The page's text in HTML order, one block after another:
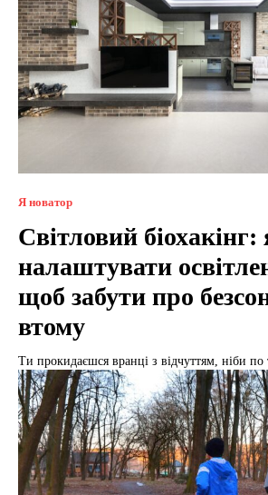
Я новатор
Світловий біохакінг:
налаштувати
щоб забути про
втому
Ти прокидаєшся вранці з відчуттям, ніби по